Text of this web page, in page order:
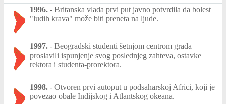
1996. - Britanska vlada prvi put javno potvrdila da bolest
"ludih krava" može biti preneta na ljude.
1997. - Beogradski studenti šetnjom centrom grada
proslavili ispunjenje svog poslednjeg zahteva, ostavke
rektora i studenta-prorektora.
1998. - Otvoren prvi autoput u podsaharskoj Africi, koji je
povezao obale Indijskog i Atlantskog okeana.